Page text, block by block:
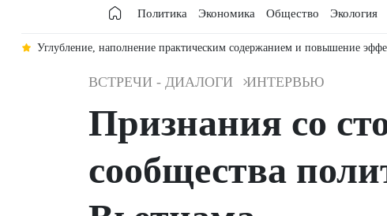
Политика Экономика Общество Экология
партнёрства между Вьетнамом и Австралией Оборонные отношения
ВСТРЕЧИ - ДИАЛОГИ ИНТЕРВЬЮ
Признания со
сообщества